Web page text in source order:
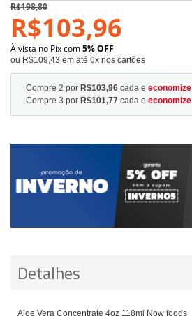
R$198,80
R$103,96
À vista no Pix com5% OFF
ou R$109,43 em até 6x nos cartões
Compre 2 por R$103,96 cada e economize
Compre 3 por R$101,77 cada e economize
Detalhes
Aloe Vera Concentrate 4oz 118ml Now foods